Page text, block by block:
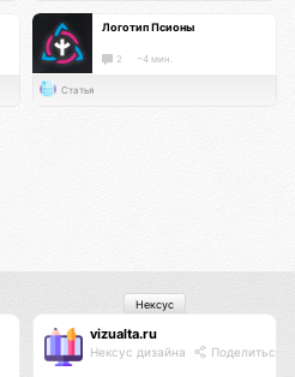
Логотип Псионы
2 ~4 мин.
Статья
vizualta.ru
Нексус дизайна Поделиться
Нексус